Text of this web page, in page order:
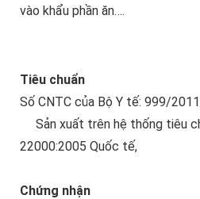
vào khẩu phần ăn….
Tiêu chuẩn
Số CNTC của Bộ Y tế: 999/
Sản xuất trên hệ thống tiêu
22000:2005 Quốc tế,
Chứng nhận